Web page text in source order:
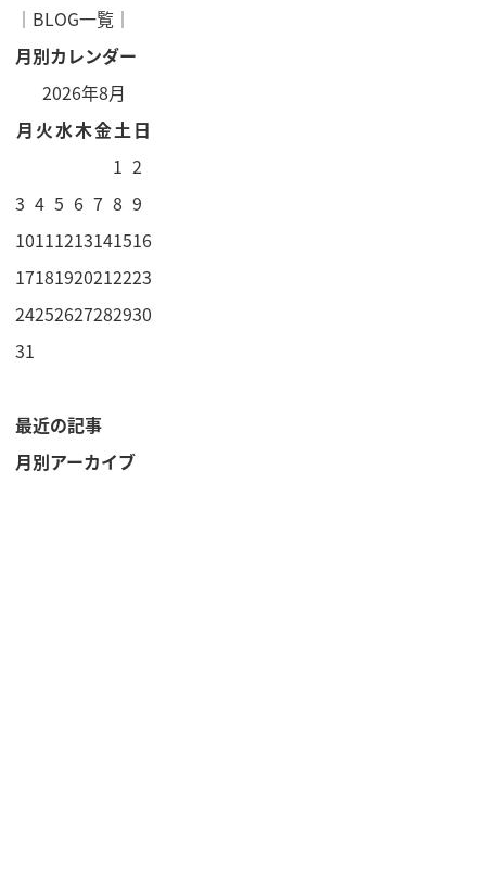
│ BLOG一覧 │
月別カレンダー
2026年8月
月 火水木金土 日
1 2
3 4 5 6 7 8 9
10111213141516
17181920212223
24252627282930
31
最近の記事
月別アーカイブ